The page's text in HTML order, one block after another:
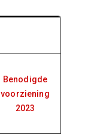
Benodigde
voorziening
2023